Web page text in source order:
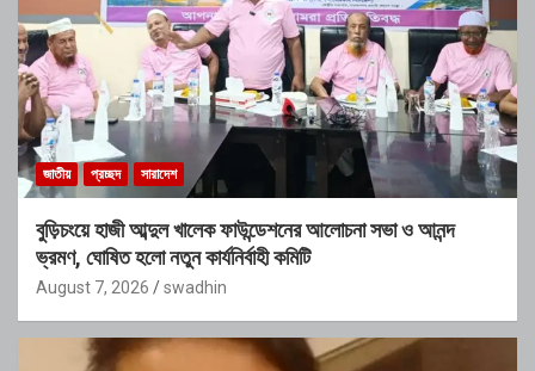
জাতীয় প্রচ্ছদ সারাদেশ
বুড়িচংয়ে হাজী আব্দুল খালেক ফাউন্ডেশনের আলোচনা সভা ও আনন্দ
ভ্রমণ, ঘোষিত হলো নতুন কার্যনির্বাহী কমিটি
August 7, 2026 swadhin